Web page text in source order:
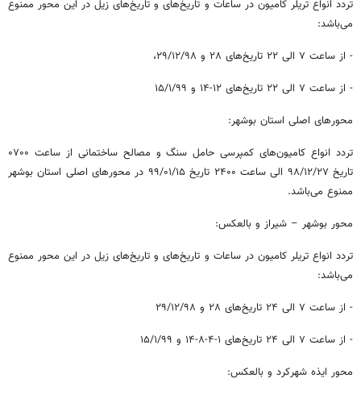
تردد انواع تریلر کامیون در ساعات و تاریخ‌های و تاریخ‌های زیل در این محور ممنوع
می‌باشد:
- از ساعت ۷ الی ۲۲ تاریخ‌های ۲۸ و ۲۹/۱۲/۹۸،
- از ساعت ۷ الی ۲۲ تاریخ‌های ۱۲-۱۴ و ۱۵/۱/۹۹
محورهای اصلی استان بوشهر:
تردد انواع کامیون‌های کمپرسی حامل سنگ و مصالح ساختمانی از ساعت ۰۷۰۰
تاریخ ۲۷/‏۱۲/‏۹۸‬ الی ساعت ۲۴۰۰ تاریخ ۱۵/‏۰۱/‏۹۹‬ در محورهای اصلی استان بوشهر
ممنوع می‌باشد.
محور بوشهر – شیراز و بالعکس:
تردد انواع تریلر کامیون در ساعات و تاریخ‌های و تاریخ‌های زیل در این محور ممنوع
می‌باشد:
- از ساعت ۷ الی ۲۴ تاریخ‌های ۲۸ و ۲۹/۱۲/۹۸
- از ساعت ۷ الی ۲۴ تاریخ‌های ۱-۴-۸-۱۴ و ۱۵/۱/۹۹
محور ایذه شهرکرد و بالعکس: